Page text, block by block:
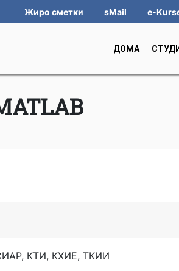
Жиро сметки sMail e-
ДОМА
КТИ, КХИЕ, ТКИИ